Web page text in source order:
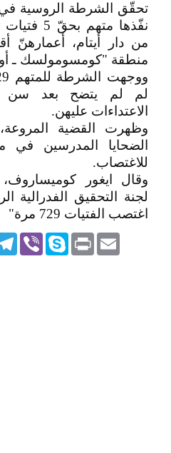
تحقّق الشرطة الروسية
نفّذها
منطقة "كومسومولسك ـ
لم لم يتضح بعد سن
الاعتداءات عليهن.
وظهرت القضية
الضحايا المدرسين في
للاغتصاب.
وقال ايغور
لجنة التحقيق الفدرالية
اغتصب الفتيات 729 مرة"
ViberSkype PrintEmail